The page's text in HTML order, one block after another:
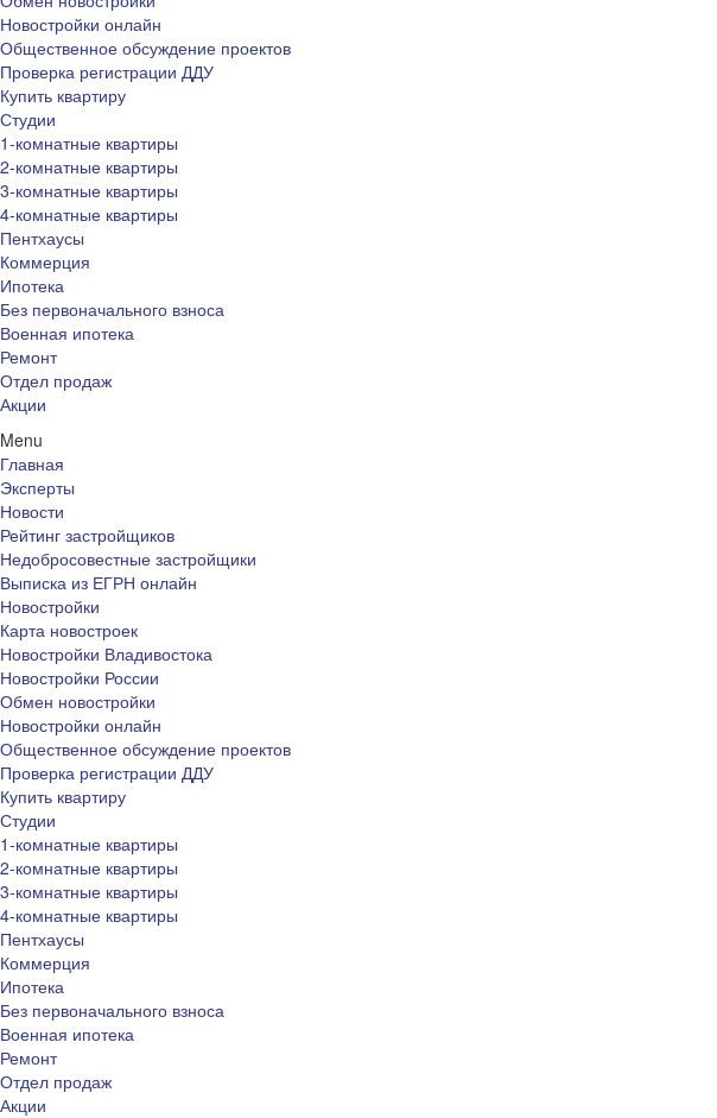
Новостройки онлайн
Общественное обсуждение проектов
Проверка регистрации ДДУ
Купить квартиру
Студии
1-комнатные квартиры
2-комнатные квартиры
3-комнатные квартиры
4-комнатные квартиры
Пентхаусы
Коммерция
Ипотека
Без первоначального взноса
Военная ипотека
Ремонт
Отдел продаж
Акции
Menu
Главная
Эксперты
Новости
Рейтинг застройщиков
Недобросовестные застройщики
Выписка из ЕГРН онлайн
Новостройки
Карта новостроек
Новостройки Владивостока
Новостройки России
Обмен новостройки
Новостройки онлайн
Общественное обсуждение проектов
Проверка регистрации ДДУ
Купить квартиру
Студии
1-комнатные квартиры
2-комнатные квартиры
3-комнатные квартиры
4-комнатные квартиры
Пентхаусы
Коммерция
Ипотека
Без первоначального взноса
Военная ипотека
Ремонт
Отдел продаж
Акции